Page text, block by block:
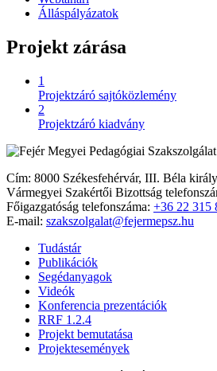
Álláspályázatok
Projekt zárása
1
Projektzáró sajtóközlemény
2
Projektzáró kiadvány
Cím: 8000 Székesfehérvár, III. Béla
Vármegyei Szakértői Bizottság
Főigazgatóság telefonszáma: +36 22 315
E-mail: szakszolgalat@fejermepsz.hu
Tudástár
Publikációk
Segédanyagok
Videók
Konferencia prezentációk
RRF 1.2.4
Projekt bemutatása
Projektesemények